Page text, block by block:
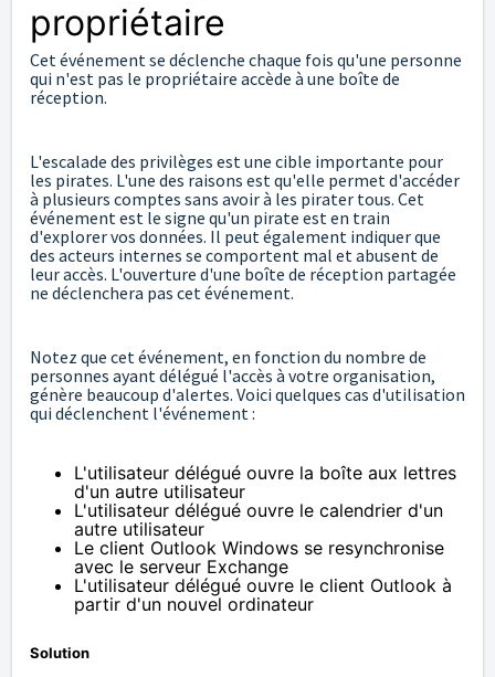
propriétaire
Cet événement se déclenche chaque fois qu'une personne
qui n'est pas le propriétaire accède à une boîte de
réception.
L'escalade des privilèges est une cible importante pour
les pirates. L'une des raisons est qu'elle permet d'accéder
à plusieurs comptes sans avoir à les pirater tous. Cet
événement est le signe qu'un pirate est en train
d'explorer vos données. Il peut également indiquer que
des acteurs internes se comportent mal et abusent de
leur accès. L'ouverture d'une boîte de réception partagée
ne déclenchera pas cet événement.
Notez que cet événement, en fonction du nombre de
personnes ayant délégué l'accès à votre organisation,
génère beaucoup d'alertes. Voici quelques cas d'utilisation
qui déclenchent l'événement :
L'utilisateur délégué ouvre la boîte aux lettres
d'un autre utilisateur
L'utilisateur délégué ouvre le calendrier d'un
autre utilisateur
Le client Outlook Windows se resynchronise
avec le serveur Exchange
L'utilisateur délégué ouvre le client Outlook à
partir d'un nouvel ordinateur
Solution